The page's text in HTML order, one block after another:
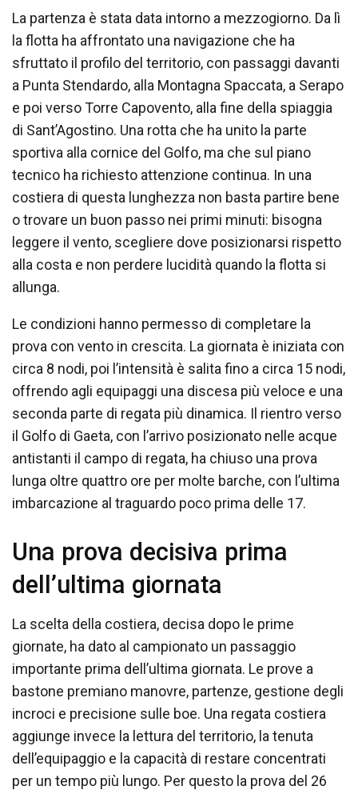
La partenza è stata data intorno a mezzogiorno. Da lì
la flotta ha affrontato una navigazione che ha
sfruttato il profilo del territorio, con passaggi davanti
a Punta Stendardo, alla Montagna Spaccata, a Serapo
e poi verso Torre Capovento, alla fine della spiaggia
di Sant’Agostino. Una rotta che ha unito la parte
sportiva alla cornice del Golfo, ma che sul piano
tecnico ha richiesto attenzione continua. In una
costiera di questa lunghezza non basta partire bene
o trovare un buon passo nei primi minuti: bisogna
leggere il vento, scegliere dove posizionarsi rispetto
alla costa e non perdere lucidità quando la flotta si
allunga.
Le condizioni hanno permesso di completare la
prova con vento in crescita. La giornata è iniziata con
circa 8 nodi, poi l’intensità è salita fino a circa 15 nodi,
offrendo agli equipaggi una discesa più veloce e una
seconda parte di regata più dinamica. Il rientro verso
il Golfo di Gaeta, con l’arrivo posizionato nelle acque
antistanti il campo di regata, ha chiuso una prova
lunga oltre quattro ore per molte barche, con l’ultima
imbarcazione al traguardo poco prima delle 17.
Una prova decisiva prima
dell’ultima giornata
La scelta della costiera, decisa dopo le prime
giornate, ha dato al campionato un passaggio
importante prima dell’ultima giornata. Le prove a
bastone premiano manovre, partenze, gestione degli
incroci e precisione sulle boe. Una regata costiera
aggiunge invece la lettura del territorio, la tenuta
dell’equipaggio e la capacità di restare concentrati
per un tempo più lungo. Per questo la prova del 26